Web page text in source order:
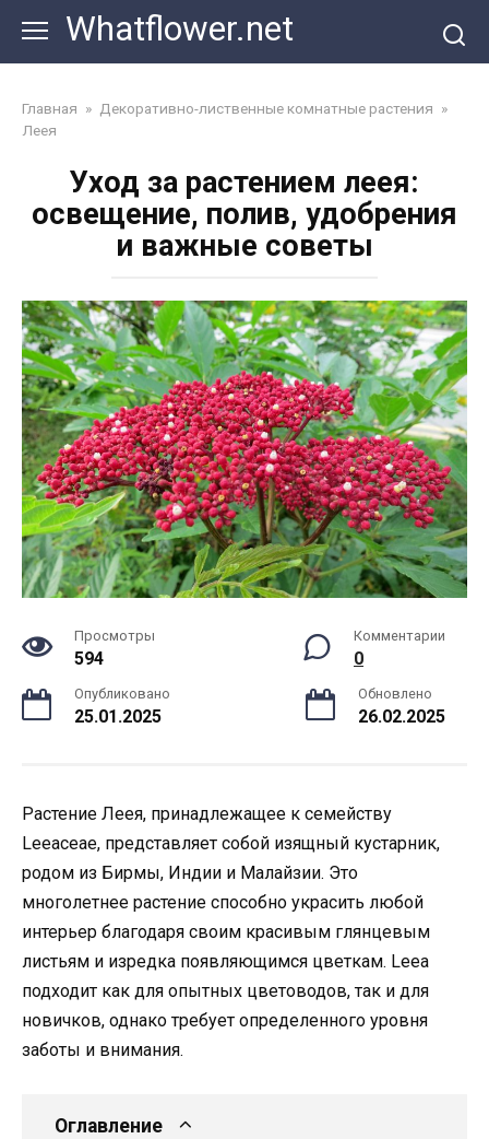
Перейти
контенту
Whatflower.net
Главная » Декоративно-лиственные комнатные растения »
Леея
Уход за растением леея:
освещение, полив, удобрения
и важные советы
Просмотры
594
Комментарии
0
Опубликовано
25.01.2025
Обновлено
26.02.2025
Растение Леея, принадлежащее к семейству
Leeaceae, представляет собой изящный кустарник,
родом из Бирмы, Индии и Малайзии. Это
многолетнее растение способно украсить любой
интерьер благодаря своим красивым глянцевым
листьям и изредка появляющимся цветкам. Leea
подходит как для опытных цветоводов, так и для
новичков, однако требует определенного уровня
заботы и внимания.
Оглавление